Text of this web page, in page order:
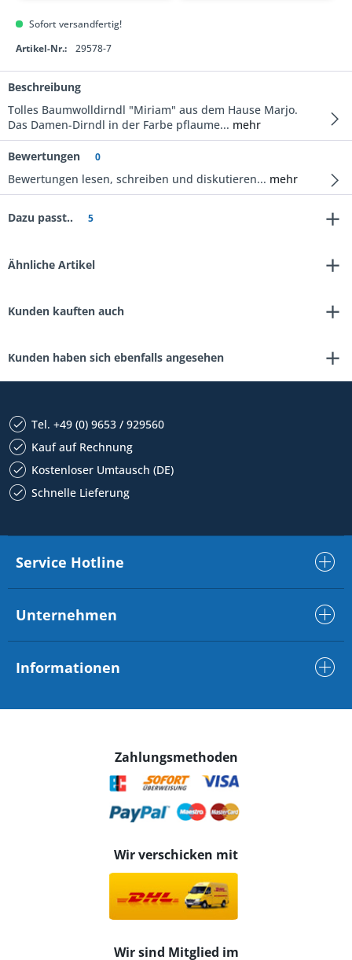
Sofort versandfertig!
Artikel-Nr.:
29578-7
Beschreibung
Tolles Baumwolldirndl "Miriam" aus dem Hause Marjo.
Das Damen-Dirndl in der Farbe pflaume... mehr
Bewertungen 0
Bewertungen lesen, schreiben und diskutieren... mehr
Dazu passt.. 5
Ähnliche Artikel
Kunden kauften auch
Kunden haben sich ebenfalls angesehen
Tel. +49 (0) 9653 / 929560
Kauf auf Rechnung
Kostenloser Umtausch (DE)
Schnelle Lieferung
Service Hotline
Unternehmen
Informationen
Zahlungsmethoden
Wir verschicken mit
Wir sind Mitglied im